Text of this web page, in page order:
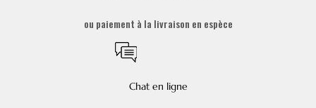
ou paiement à la livraison en espèce
Chat en ligne